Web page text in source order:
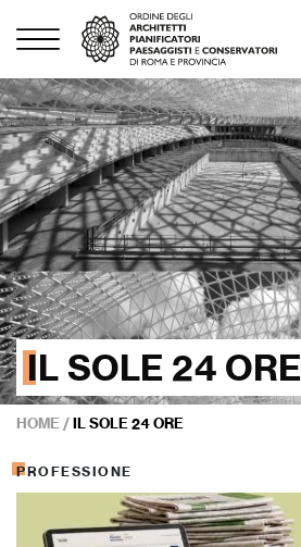
IL SOLE 24 ORE
HOME /IL SOLE 24 ORE
PROFESSIONE